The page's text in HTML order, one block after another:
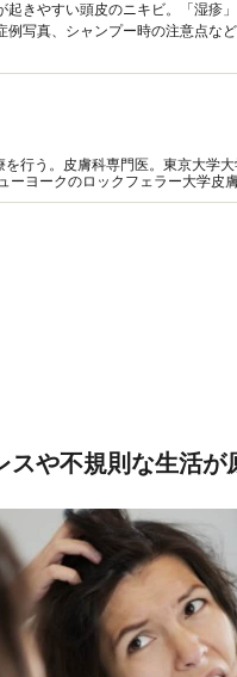
起きやすい頭皮のニキビ。「湿疹
写真、シャンプー時の注意点な
行う。皮膚科専門医。東京大学
ーヨークのロックフェラー大学皮
のだ皮膚科(https://
や不規則な生活が